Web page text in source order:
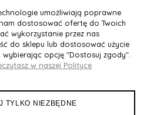
KONTO
NAS
umożliwiają poprawne
dostosować ofertę do Twoich
wykorzystanie przez nas
do sklepu lub dostosować użycie
opcję "Dostosuj zgody".
w naszej Polityce
TYLKO NIEZBĘDNE